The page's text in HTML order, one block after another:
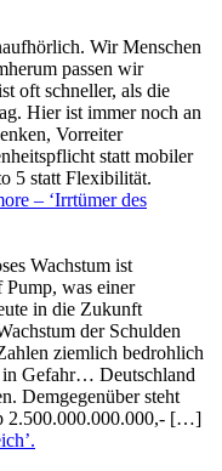
Wir Menschen
passen wir
oft schneller, als die
Hier ist immer noch an
Vorreiter
statt mobiler
5 statt Flexibilität.
– ‘Irrtümer des
Wachstum ist
Pump, was einer
in die Zukunft
der Schulden
ziemlich bedrohlich
in Gefahr… Deutschland
Demgegenüber steht
2.500.000.000.000,- […]
.